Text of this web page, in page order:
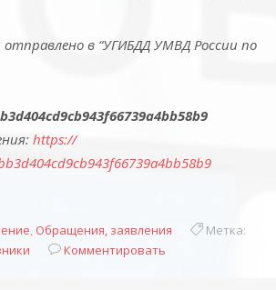
в “УГИБДД УМВД России по
https://
, Обращения, заявления
Метка:
Комментировать